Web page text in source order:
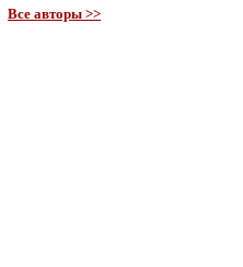
Все авторы >>